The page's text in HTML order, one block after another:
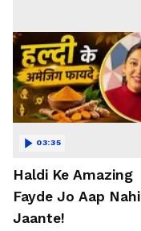
Haldi Ke Amazing
Fayde Jo Aap Nahi
Jaante!
03:35